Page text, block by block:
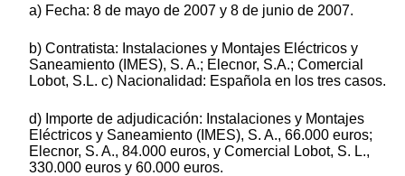
a) Fecha: 8 de mayo de 2007 y 8 de junio de 2007.
b) Contratista: Instalaciones y Montajes Eléctricos y
Saneamiento (IMES), S. A.; Elecnor, S.A.; Comercial
Lobot, S.L. c) Nacionalidad: Española en los tres casos.
d) Importe de adjudicación: Instalaciones y Montajes
Eléctricos y Saneamiento (IMES), S. A., 66.000 euros;
Elecnor, S. A., 84.000 euros, y Comercial Lobot, S. L.,
330.000 euros y 60.000 euros.